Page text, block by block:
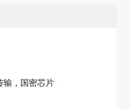
输，国密芯片